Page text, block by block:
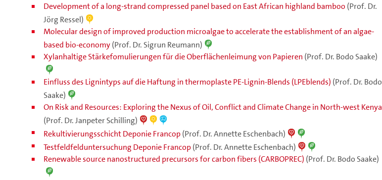
Development of a long-strand compressed panel based on East African highland bamboo (Prof. Dr.
Jörg Ressel)
Molecular design of improved production microalgae to accelerate the establishment of an algae-
based bio-economy(Prof. Dr. Sigrun Reumann)
Xylanhaltige Stärkefomulierungen für die Oberflächenleimung von Papieren (Prof. Dr. Bodo Saake)
Einfluss des Lignintyps auf die Haftung in thermoplaste PE-Lignin-Blends (LPEblends) (Prof. Dr. Bodo
Saake)
On Risk and Resources: Exploring the Nexus of Oil, Conflict and Climate Change in North-west Kenya
(Prof. Dr. Janpeter Schilling)
Rekultivierungsschicht Deponie Francop(Prof. Dr. Annette Eschenbach)
Testfeldfelduntersuchung Deponie Francop(Prof. Dr. Annette Eschenbach)
Renewable source nanostructured precursors for carbon fibers (CARBOPREC) (Prof. Dr. Bodo Saake)